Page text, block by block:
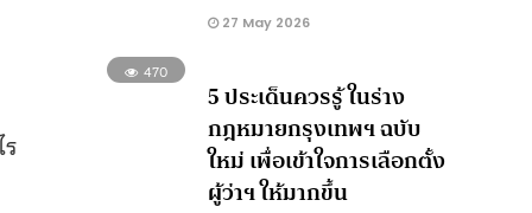
27 May 2026
470
5 ประเด็นควรรู้ ในร่าง
กฎหมายกรุงเทพฯ ฉบับ
ใหม่ เพื่อเข้าใจการเลือกตั้ง
ผู้ว่าฯ ให้มากขึ้น